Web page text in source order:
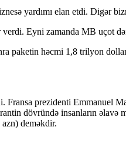
yardımı elan etdi. Digər
Eyni zamanda MB uçot
həcmi 1,8 trilyon
Fransa prezidenti
dövründə insanların
deməkdir.